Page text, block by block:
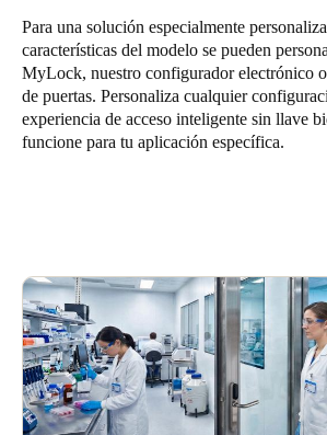
Para una solución especialmente
características del modelo se pueden
MyLock, nuestro configurador electrónico
de puertas. Personaliza cualquier
experiencia de acceso inteligente sin llave
funcione para tu aplicación específica.